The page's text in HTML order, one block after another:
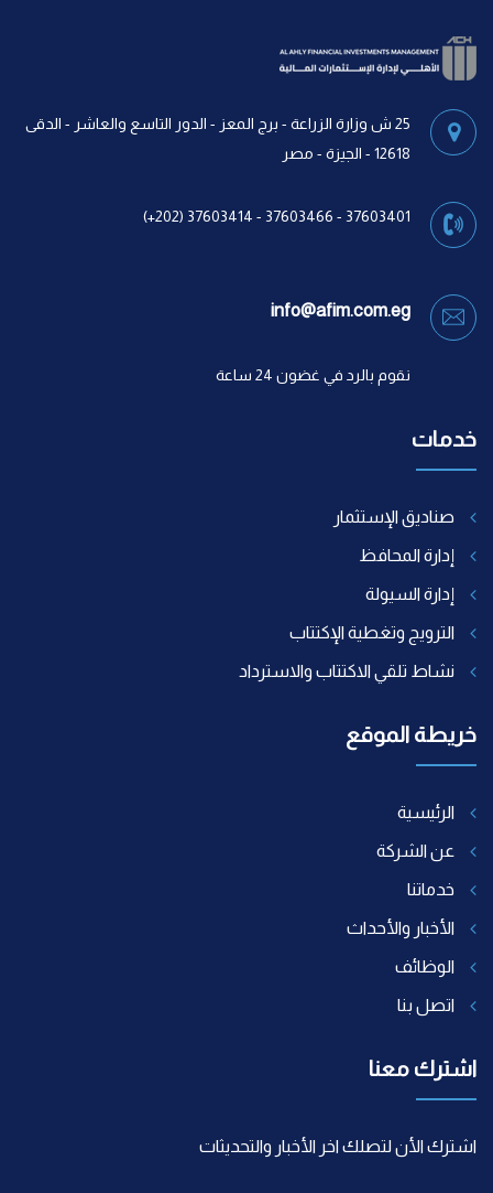
25 ش وزارة الزراعة - برج المعز - الدور التاسع والعاشر - الدقى
12618 - الجيزة - مصر
37603401 - 37603466 - 37603414 (202+)
info@afim.com.eg
نقوم بالرد في غضون 24 ساعة
خدمات
صناديق الإستثمار
إدارة المحافظ
إدارة السيولة
الترويج وتغطية الإكتتاب
نشاط تلقي الاكتتاب والاسترداد
خريطة الموقع
الرئيسية
عن الشركة
خدماتنا
الأخبار والأحداث
الوظائف
اتصل بنا
اشترك معنا
اشترك الأن لتصلك اخر الأخبار والتحديثات